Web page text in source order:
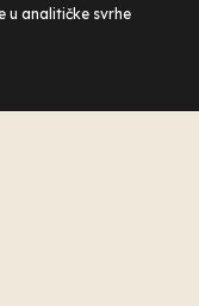
u analitičke svrhe